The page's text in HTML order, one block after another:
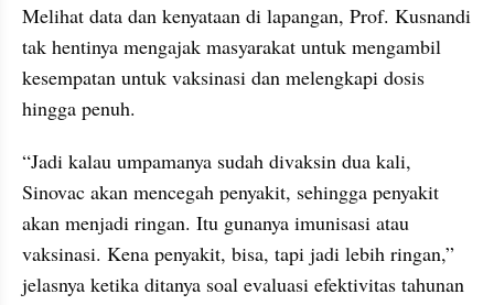
Melihat data dan kenyataan di lapangan, Prof. Kusnandi
tak hentinya mengajak masyarakat untuk mengambil
kesempatan untuk vaksinasi dan melengkapi dosis
hingga penuh.
“Jadi kalau umpamanya sudah divaksin dua kali,
Sinovac akan mencegah penyakit, sehingga penyakit
akan menjadi ringan. Itu gunanya imunisasi atau
vaksinasi. Kena penyakit, bisa, tapi jadi lebih ringan,”
jelasnya ketika ditanya soal evaluasi efektivitas tahunan